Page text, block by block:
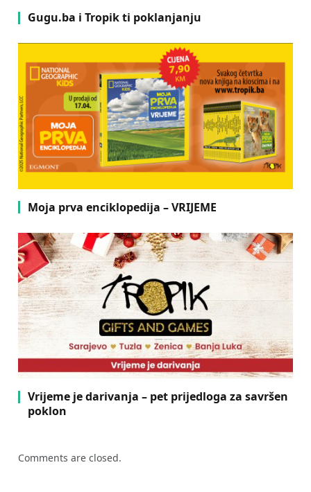
Gugu.ba i Tropik ti poklanjanju
Moja prva enciklopedija – VRIJEME
Vrijeme je darivanja – pet prijedloga za savršen
poklon
Comments are closed.